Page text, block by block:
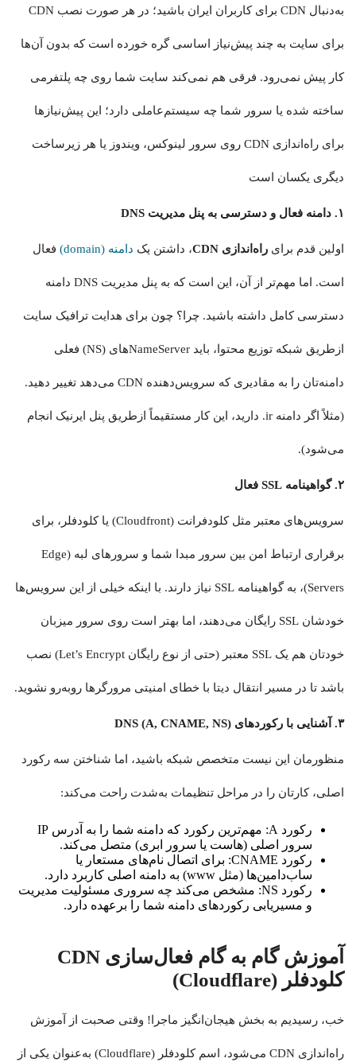
به‌دنبال CDN برای کاربران ایران باشید؛ در هر صورت نصب CDN
برای سایت به چند پیش‌نیاز اساسی گره خورده است که بدون آن‌ها
کار پیش نمی‌رود. فرقی هم نمی‌کند سایت شما روی چه پلتفرمی
ساخته شده یا سرور شما چه سیستم‌عاملی دارد؛ این پیش‌نیازها
برای راه‌اندازی CDN روی سرور لینوکس، ویندوز یا هر زیرساخت
دیگری یکسان است
۱. دامنه فعال و دسترسی به پنل مدیریت DNS
اولین قدم برای راه‌اندازی CDN ، داشتن یک دامنه (domain) فعال
است. اما مهم‌تر از آن، این است که به پنل مدیریت DNS دامنه
دسترسی کامل داشته باشید. چرا؟ چون برای هدایت ترافیک سایت
ازطریق شبکه توزیع محتوا، باید NameServerهای (NS) فعلی
دامنه‌تان را به مقادیری که سرویس‌دهنده CDN می‌دهد تغییر دهید.
(مثلاً اگر دامنه ir. دارید، این کار مستقیماً ازطریق پنل ایرنیک انجام
می‌شود).
۲. گواهینامه SSL فعال
سرویس‌های معتبر مثل کلودفرانت (Cloudfront) یا کلودفلر، برای
برقراری ارتباط امن بین سرور مبدا شما و سرورهای لبه (Edge
Servers)، به گواهینامه SSL نیاز دارند. با اینکه خیلی از این سرویس‌ها
خودشان SSL رایگان می‌دهند، اما بهتر است روی سرور میزبان
خودتان هم یک SSL معتبر (حتی از نوع رایگان Let’s Encrypt) نصب
باشد تا در مسیر انتقال دیتا با خطای امنیتی مرورگرها روبه‌رو نشوید.
۳. آشنایی با رکوردهای DNS (A, CNAME, NS)
منظورمان این نیست متخصص شبکه باشید، اما شناختن سه رکورد
اصلی، کارتان را در مراحل تنظیمات به‌شدت راحت می‌کند:
رکورد A: مهم‌ترین رکورد که دامنه شما را به آدرس IP
سرور اصلی (هاست یا سرور ابری) متصل می‌کند.
رکورد CNAME: برای اتصال نام‌های مستعار یا
ساب‌دامین‌ها (مثل www) به دامنه اصلی کاربرد دارد.
رکورد NS: مشخص می‌کند چه سروری مسئولیت مدیریت
و مسیریابی رکوردهای دامنه شما را برعهده دارد.
آموزش گام به گام فعال‌سازی CDN
کلودفلر (Cloudflare)
خب، رسیدیم به بخش هیجان‌انگیز ماجرا! وقتی صحبت از آموزش
راه‌اندازی CDN می‌شود، اسم کلودفلر (Cloudflare) به‌عنوان یکی از